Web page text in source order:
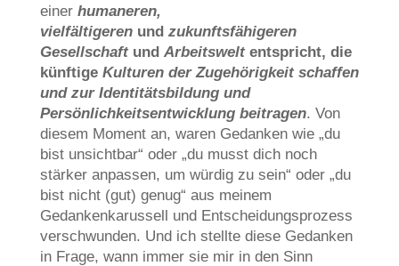
einer humaneren,
vielfältigeren und zukunftsfähigeren
Gesellschaftund Arbeitswelt entspricht, die
künftige Kulturen der Zugehörigkeit schaffen
und zur Identitätsbildung und
Persönlichkeitsentwicklung beitragen. Von
diesem Moment an, waren Gedanken wie „du
bist unsichtbar“ oder „du musst dich noch
stärker anpassen, um würdig zu sein“ oder „du
bist nicht (gut) genug“ aus meinem
Gedankenkarussell und Entscheidungsprozess
verschwunden. Und ich stellte diese Gedanken
in Frage, wann immer sie mir in den Sinn